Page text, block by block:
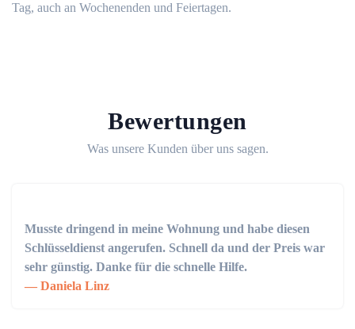
Tag, auch an Wochenenden und Feiertagen.
Bewertungen
Was unsere Kunden über uns sagen.
Musste dringend in meine Wohnung und habe diesen
Schlüsseldienst angerufen. Schnell da und der Preis war
sehr günstig. Danke für die schnelle Hilfe.
Daniela Linz